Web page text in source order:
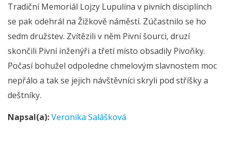
Tradiční Memoriál Lojzy Lupulína v pivních disciplínch
se pak odehrál na Žižkově náměstí. Zúčastnilo se ho
sedm družstev. Zvítězili v něm Pivní šourci, druzí
skončili Pivní inženýři a třetí místo obsadily Pivoňky.
Počasí bohužel odpoledne chmelovým slavnostem moc
nepřálo a tak se jejich návštěvníci skryli pod stříšky a
deštníky.
Napsal(a):Veronika Salášková